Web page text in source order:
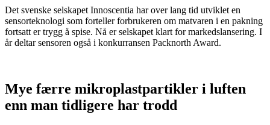
Det svenske selskapet Innoscentia har over lang tid utviklet en
sensorteknologi som forteller forbrukeren om matvaren i en pakning
fortsatt er trygg å spise. Nå er selskapet klart for markedslansering. I
år deltar sensoren også i konkurransen Packnorth Award.
Mye færre mikroplastpartikler i luften
enn man tidligere har trodd